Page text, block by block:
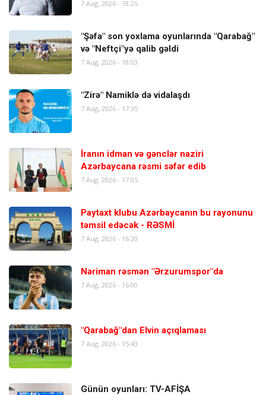
7 Aug, 2026 - 18:25
"Şəfa" son yoxlama oyunlarında "Qarabağ"
və "Neftçi"yə qalib gəldi
7 Aug, 2026 - 18:03
"Zirə" Namiklə də vidalaşdı
7 Aug, 2026 - 17:35
İranın idman və gənclər naziri
Azərbaycana rəsmi səfər edib
7 Aug, 2026 - 17:05
Paytaxt klubu Azərbaycanın bu rayonunu
təmsil edəcək - RƏSMİ
7 Aug, 2026 - 16:20
Nəriman rəsmən "Ərzurumspor"da
7 Aug, 2026 - 16:00
"Qarabağ"dan Elvin açıqlaması
7 Aug, 2026 - 15:43
Günün oyunları: TV-AFİŞA